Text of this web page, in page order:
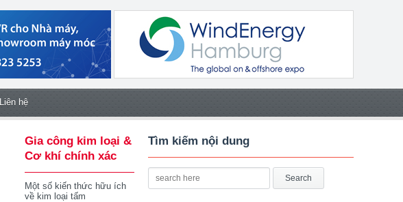
Liên hệ
Gia công kim loại &
Cơ khí chính xác
Một số kiến thức hữu ích
về kim loại tấm
Tìm kiếm nội dung